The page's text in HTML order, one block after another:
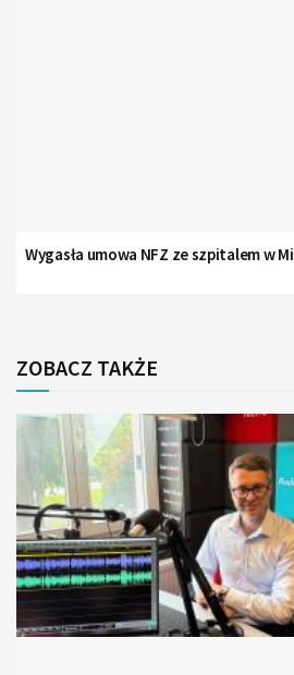
Wygasła umowa NFZ ze szpitalem w
ZOBACZ TAKŻE